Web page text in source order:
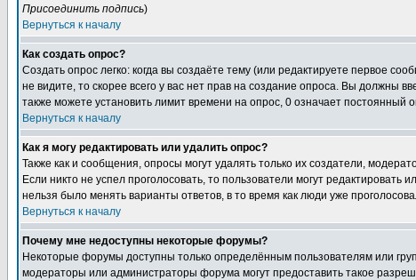
Присоединить подпись)
Вернуться к началу
Как создать опрос?
Создать опрос легко: когда вы создаёте тему (или редактируете первое
не видите, то скорее всего у вас нет прав на создание опроса. Вы должны
также можете установить лимит времени на опрос, 0 означает постоянный
Вернуться к началу
Как я могу редактировать или удалить опрос?
Также как и сообщения, опросы могут удалять только их создатели,
Если никто не успел проголосовать, то пользователи могут
нельзя было менять варианты ответов, в то время как люди уже
Вернуться к началу
Почему мне недоступны некоторые форумы?
Некоторые форумы доступны только определённым пользователям или
модераторы или администраторы форума могут предоставить такое